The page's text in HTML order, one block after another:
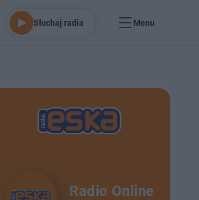
Słuchaj radia Menu
Radio Online